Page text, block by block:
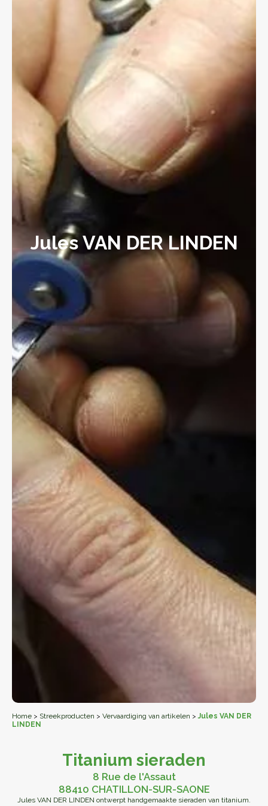
Jules VAN DER LINDEN
Home > Streekproducten > Vervaardiging van artikelen >Jules VAN DER
LINDEN
Titanium sieraden
8 Rue de l'Assaut
88410 CHATILLON-SUR-SAONE
Jules VAN DER LINDEN ontwerpt handgemaakte sieraden van titanium.